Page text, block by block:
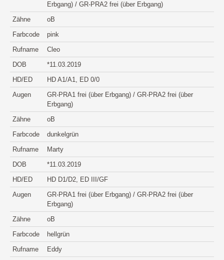
Erbgang) / GR-PRA2 frei (über Erbgang)
Zähne
oB
Farbcode
pink
Rufname
Cleo
DOB
*11.03.2019
HD/ED
HD A1/A1, ED 0/0
Augen
GR-PRA1 frei (über Erbgang) / GR-PRA2 frei (über
Erbgang)
Zähne
oB
Farbcode
dunkelgrün
Rufname
Marty
DOB
*11.03.2019
HD/ED
HD D1/D2, ED III/GF
Augen
GR-PRA1 frei (über Erbgang) / GR-PRA2 frei (über
Erbgang)
Zähne
oB
Farbcode
hellgrün
Rufname
Eddy